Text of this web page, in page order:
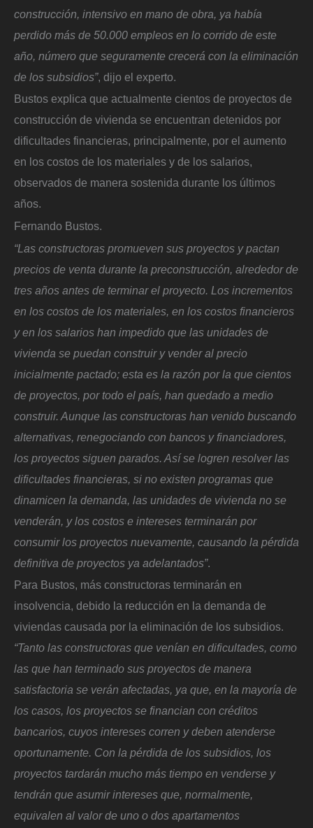
construcción, intensivo en mano de obra, ya había
perdido más de 50.000 empleos en lo corrido de este
año, número que seguramente crecerá con la eliminación
de los subsidios”, dijo el experto.
Bustos explica que actualmente cientos de proyectos de
construcción de vivienda se encuentran detenidos por
dificultades financieras, principalmente, por el aumento
en los costos de los materiales y de los salarios,
observados de manera sostenida durante los últimos
años.
Fernando Bustos.
“Las constructoras promueven sus proyectos y pactan
precios de venta durante la preconstrucción, alrededor de
tres años antes de terminar el proyecto. Los incrementos
en los costos de los materiales, en los costos financieros
y en los salarios han impedido que las unidades de
vivienda se puedan construir y vender al precio
inicialmente pactado; esta es la razón por la que cientos
de proyectos, por todo el país, han quedado a medio
construir. Aunque las constructoras han venido buscando
alternativas, renegociando con bancos y financiadores,
los proyectos siguen parados. Así se logren resolver las
dificultades financieras, si no existen programas que
dinamicen la demanda, las unidades de vivienda no se
venderán, y los costos e intereses terminarán por
consumir los proyectos nuevamente, causando la pérdida
definitiva de proyectos ya adelantados”.
Para Bustos, más constructoras terminarán en
insolvencia, debido la reducción en la demanda de
viviendas causada por la eliminación de los subsidios.
“Tanto las constructoras que venían en dificultades, como
las que han terminado sus proyectos de manera
satisfactoria se verán afectadas, ya que, en la mayoría de
los casos, los proyectos se financian con créditos
bancarios, cuyos intereses corren y deben atenderse
oportunamente. Con la pérdida de los subsidios, los
proyectos tardarán mucho más tiempo en venderse y
tendrán que asumir intereses que, normalmente,
equivalen al valor de uno o dos apartamentos